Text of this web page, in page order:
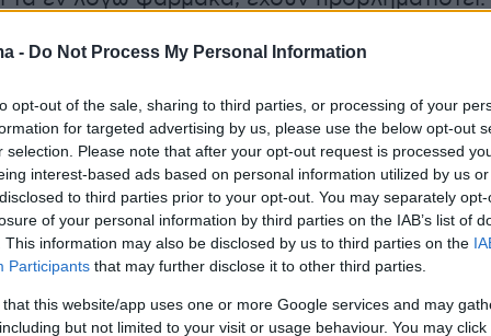
- Do Not Process My Personal Information
opt-out of the sale, sharing to third parties, or processing of your
for targeted advertising by us, please use the below opt-out
selection. Please note that after your opt-out request is processed
interest-based ads based on personal information utilized by us
to third parties prior to your opt-out. You may separately
of your personal information by third parties on the IAB’s list of
This information may also be disclosed by us to third parties on the
Participants that may further disclose it to other third parties.
that this website/app uses one or more Google services and may
but not limited to your visit or usage behaviour. You may
επικοινώνησε με τον κ. Δημήτρη
το ζήτημα και να δοθούν
με ενδεχομενους κινδύνους από τη
ουσία και τη λήψη των σχετικών
νιτροζαμίνη που εντοπίστηκε στα